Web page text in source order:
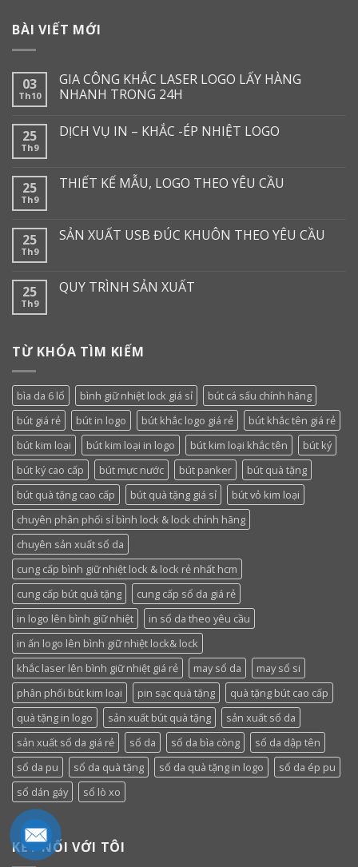
BÀI VIẾT MỚI
03
Th10
GIA CÔNG KHẮC LASER LOGO LẤY HÀNG
NHANH TRONG 24H
25
Th9
DỊCH VỤ IN – KHẮC -ÉP NHIỆT LOGO
25
Th9
THIẾT KẾ MẪU, LOGO THEO YÊU CẦU
25
Th9
SẢN XUẤT USB ĐÚC KHUÔN THEO YÊU CẦU
25
Th9
QUY TRÌNH SẢN XUẤT
TỪ KHÓA TÌM KIẾM
bìa da 6 lổ bình giữ nhiệt lock giá sỉ
bút cá sấu chính hãng
bút giá rẻ
bút in logo bút khắc logo giá rẻ
bút khắc tên giá rẻ
bút kim loại
bút kim loại in logo bút kim loại khắc tên
bút ký
bút ký cao cấp
bút mực nước bút panker
bút quà tặng
bút quà tặng cao cấp
bút quà tặng giá sỉ
bút vỏ kim loại
chuyên phân phối sỉ bình lock & lock chính hãng
chuyên sản xuất sổ da
cung cấp bình giữ nhiệt lock & lock rẻ nhất hcm
cung cấp bút quà tặng
cung cấp sổ da giá rẻ
in logo lên bình giữ nhiệt
in sổ da theo yêu cầu
in ấn logo lên bình giữ nhiệt lock& lock
khắc laser lên bình giữ nhiệt giá rẻ
may sổ da
may sổ si
phân phối bút kim loại
pin sạc quà tặng
quà tặng bút cao cấp
quà tặng in logo
sản xuất bút quà tặng
sản xuất sổ da
sản xuất sổ da giá rẻ
sổ da sổ da bìa còng
sổ da dập tên
sổ da pu
sổ da quà tặng sổ da quà tặng in logo
sổ da ép pu
sổ dán gáy
sổ lò xo
KẾT NỐI VỚI TÔI